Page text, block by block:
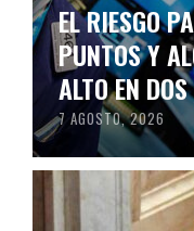
EL RIESGO
PUNTOS Y
ALTO EN
7 AGOSTO, 2026